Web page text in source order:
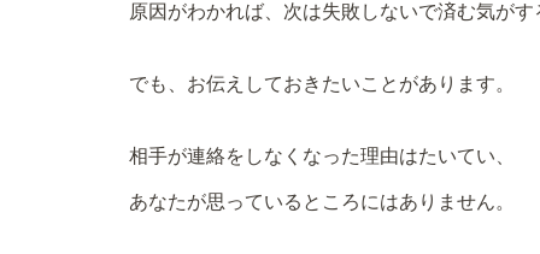
原因がわかれば、次は失敗しないで済む気がす
でも、お伝えしておきたいことがあります。
相手が連絡をしなくなった理由はたいてい、
あなたが思っているところにはありません。